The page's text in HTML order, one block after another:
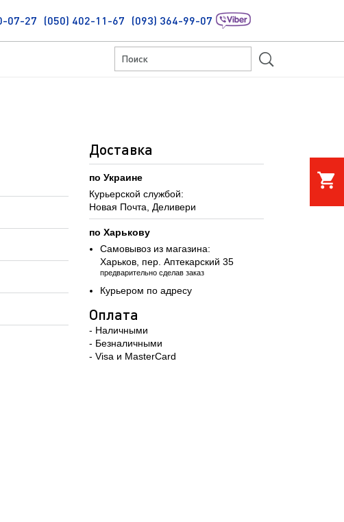
Доставка
по Украине
Курьерской службой:
Новая Почта, Деливери
по Харькову
Самовывоз из магазина:
Харьков, пер. Аптекарский 35
предварительно сделав заказ
Курьером по адресу
Оплата
- Наличными
- Безналичными
- Visa и MasterCard
07-27 (050) 402-11-67 (093) 364-99-07
S
shopping_cart